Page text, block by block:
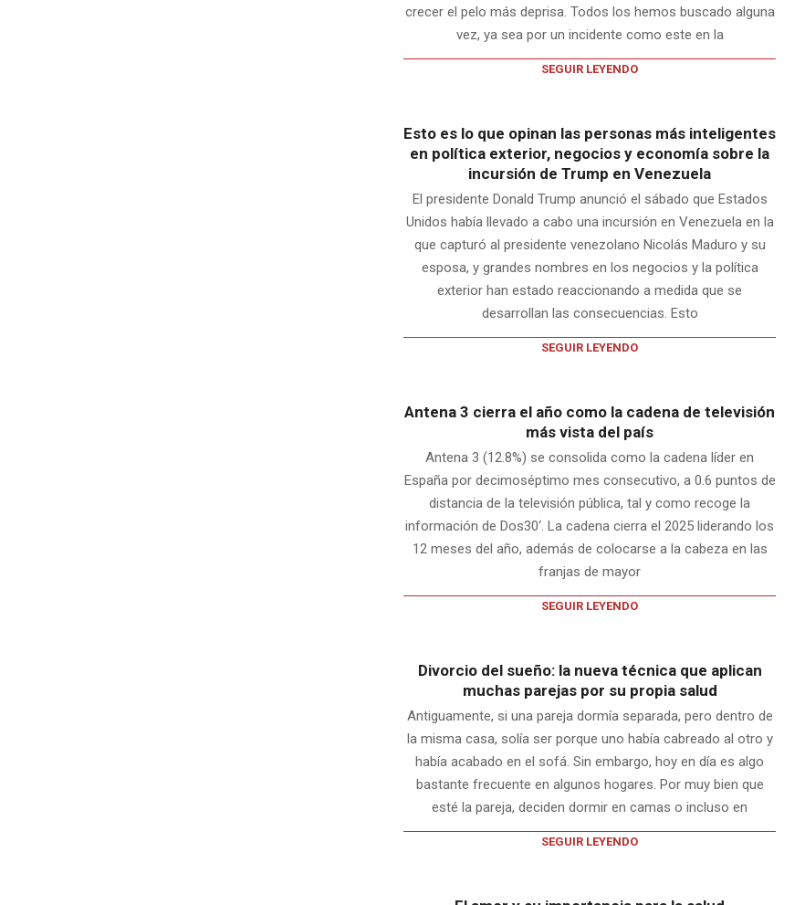
crecer el pelo más deprisa. Todos los hemos buscado alguna
vez, ya sea por un incidente como este en la
SEGUIR LEYENDO
Esto es lo que opinan las personas más inteligentes
en política exterior, negocios y economía sobre la
incursión de Trump en Venezuela
El presidente Donald Trump anunció el sábado que Estados
Unidos había llevado a cabo una incursión en Venezuela en la
que capturó al presidente venezolano Nicolás Maduro y su
esposa, y grandes nombres en los negocios y la política
exterior han estado reaccionando a medida que se
desarrollan las consecuencias. Esto
SEGUIR LEYENDO
Antena 3 cierra el año como la cadena de televisión
más vista del país
Antena 3 (12.8%) se consolida como la cadena líder en
España por decimoséptimo mes consecutivo, a 0.6 puntos de
distancia de la televisión pública, tal y como recoge la
información de Dos30‘. La cadena cierra el 2025 liderando los
12 meses del año, además de colocarse a la cabeza en las
franjas de mayor
SEGUIR LEYENDO
Divorcio del sueño: la nueva técnica que aplican
muchas parejas por su propia salud
Antiguamente, si una pareja dormía separada, pero dentro de
la misma casa, solía ser porque uno había cabreado al otro y
había acabado en el sofá. Sin embargo, hoy en día es algo
bastante frecuente en algunos hogares. Por muy bien que
esté la pareja, deciden dormir en camas o incluso en
SEGUIR LEYENDO